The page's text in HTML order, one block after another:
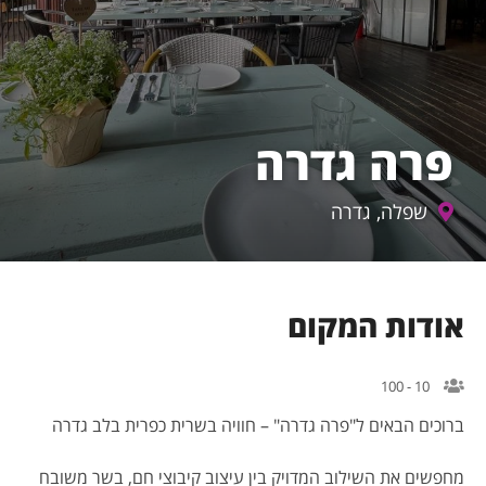
פרה גדרה
שפלה, גדרה
המקום
10 - 100
הבאים ל"פרה גדרה" – חוויה בשרית כפרית בלב גדרה
את השילוב המדויק בין עיצוב קיבוצי חם, בשר משובח